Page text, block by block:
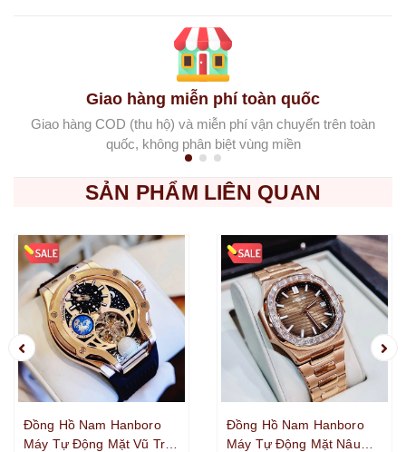
Giao hàng miễn phí toàn quốc
Giao hàng COD (thu hộ) và miễn phí vận chuyển trên toàn
quốc, không phân biệt vùng miền
SẢN PHẨM LIÊN QUAN
Đồng Hồ Nam Hanboro
Máy Tự Động Mặt Vũ Trụ
Đồng Hồ Nam Hanboro
Máy Tự Động Mặt Nâu